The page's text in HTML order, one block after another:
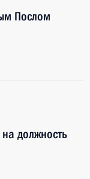
Послом
должность